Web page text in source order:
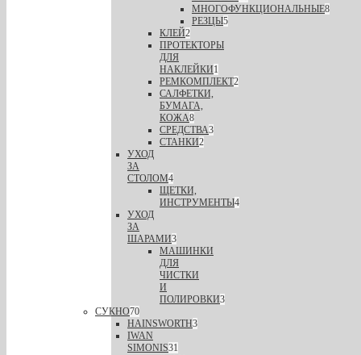
МНОГОФУНКЦИОНАЛЬНЫЕ8
РЕЗЦЫ5
КЛЕЙ2
ПРОТЕКТОРЫ
ДЛЯ
НАКЛЕЙКИ1
РЕМКОМПЛЕКТ2
САЛФЕТКИ,
БУМАГА,
КОЖА8
СРЕДСТВА3
СТАНКИ2
УХОД
ЗА
СТОЛОМ4
ЩЕТКИ,
ИНСТРУМЕНТЫ4
УХОД
ЗА
ШАРАМИ3
МАШИНКИ
ДЛЯ
ЧИСТКИ
И
ПОЛИРОВКИ3
СУКНО70
HAINSWORTH3
IWAN
SIMONIS31